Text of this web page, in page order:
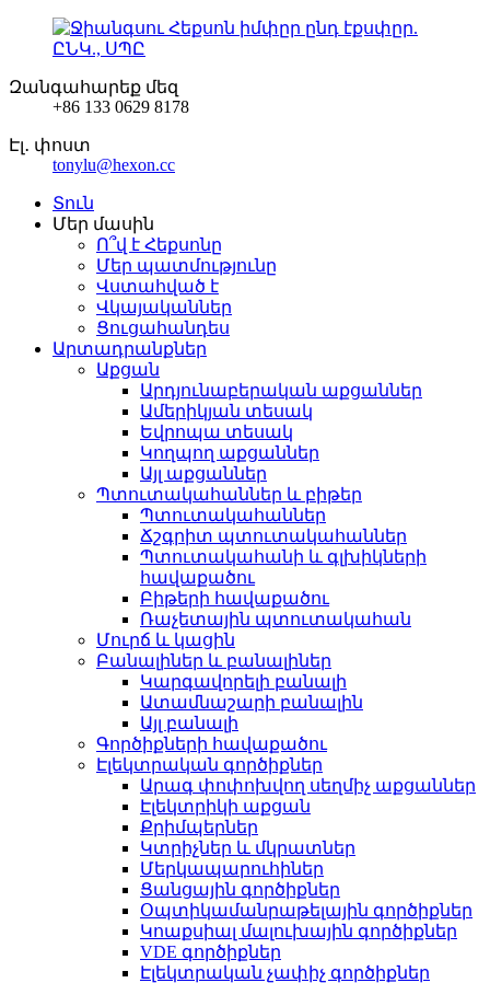
Զանգահարեք մեզ
+86 133 0629 8178
Էլ․ փոստ
tonylu@hexon.cc
Տուն
Մեր մասին
Ո՞վ է Հեքսոնը
Մեր պատմությունը
Վստահված է
Վկայականներ
Ցուցահանդես
Արտադրանքներ
Աքցան
Արդյունաբերական աքցաններ
Ամերիկյան տեսակ
Եվրոպա տեսակ
Կողպող աքցաններ
Այլ աքցաններ
Պտուտակահաններ և բիթեր
Պտուտակահաններ
Ճշգրիտ պտուտակահաններ
Պտուտակահանի և գլխիկների
հավաքածու
Բիթերի հավաքածու
Ռաչետային պտուտակահան
Մուրճ և կացին
Բանալիներ և բանալիներ
Կարգավորելի բանալի
Ատամնաշարի բանալին
Այլ բանալի
Գործիքների հավաքածու
Էլեկտրական գործիքներ
Արագ փոփոխվող սեղմիչ աքցաններ
Էլեկտրիկի աքցան
Քրիմպերներ
Կտրիչներ և մկրատներ
Մերկապարուհիներ
Ցանցային գործիքներ
Օպտիկամանրաթելային գործիքներ
Կոաքսիալ մալուխային գործիքներ
VDE գործիքներ
Էլեկտրական չափիչ գործիքներ